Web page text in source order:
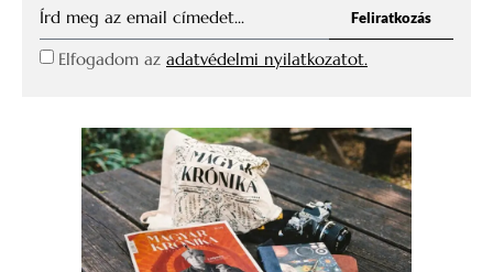
Elfogadom az adatvédelmi nyilatkozatot.
Feliratkozás